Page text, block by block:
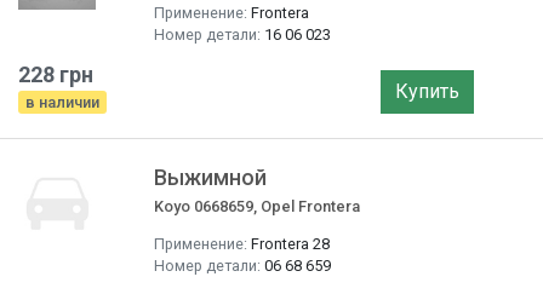
Применение: Frontera
Номер детали: 16 06 023
228 грн
в наличии Купить
Выжимной
Koyo 0668659, Opel Frontera
Применение: Frontera 28
Номер детали: 06 68 659